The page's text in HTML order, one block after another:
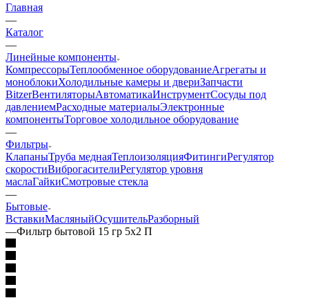
Главная
—
Каталог
—
Линейные компоненты
КомпрессорыТеплообменное оборудованиеАгрегаты и
моноблокиХолодильные камеры и двериЗапчасти
BitzerВентиляторыАвтоматикаИнструментСосуды под
давлениемРасходные материалыЭлектронные
компонентыТорговое холодильное оборудование
—
Фильтры
КлапаныТруба меднаяТеплоизоляцияФитингиРегулятор
скоростиВиброгасителиРегулятор уровня
маслаГайкиСмотровые стекла
—
Бытовые
ВставкиМасляныйОсушительРазборный
—Фильтр бытовой 15 гр 5х2 П